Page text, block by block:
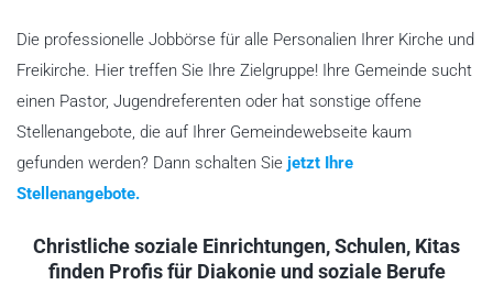
Die professionelle Jobbörse für alle Personalien Ihrer Kirche und
Freikirche. Hier treffen Sie Ihre Zielgruppe! Ihre Gemeinde sucht
einen Pastor, Jugendreferenten oder hat sonstige offene
Stellenangebote, die auf Ihrer Gemeindewebseite kaum
gefunden werden? Dann schalten Sie jetzt Ihre
Stellenangebote.
Christliche soziale Einrichtungen, Schulen, Kitas
finden Profis für Diakonie und soziale Berufe